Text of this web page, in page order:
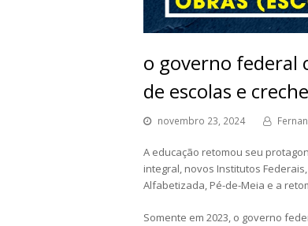
o governo federal
de escolas e
novembro 23, 2024
A educação retomou seu
integral, novos Institutos
Alfabetizada, Pé-de-Meia e a
Somente em 2023, o governo